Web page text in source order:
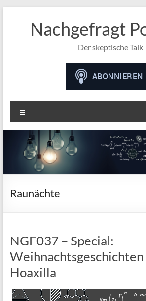
Nachgefragt
Der skeptische Talk
Raunächte
NGF037 – Special:
Hoaxilla